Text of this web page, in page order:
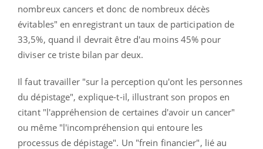
nombreux cancers et donc de nombreux décès
évitables" en enregistrant un taux de participation de
33,5%, quand il devrait être d'au moins 45% pour
diviser ce triste bilan par deux.
Il faut travailler "sur la perception qu'ont les personnes
du dépistage", explique-t-il, illustrant son propos en
citant "l'appréhension de certaines d'avoir un cancer"
ou même "l'incompréhension qui entoure les
processus de dépistage". Un "frein financier", lié au